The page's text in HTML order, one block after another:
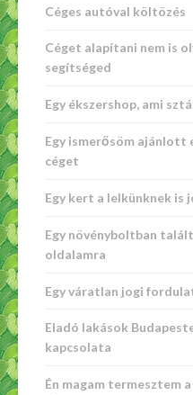
Céges autóval költözés
Céget alapítani nem is
segítséged
Egy ékszershop, ami
Egy ismerősöm ajánlott
céget
Egy kert a lelkünknek is
Egy növényboltban
oldalamra
Egy váratlan jogi
Eladó lakások
kapcsolata
Én magam termesztem